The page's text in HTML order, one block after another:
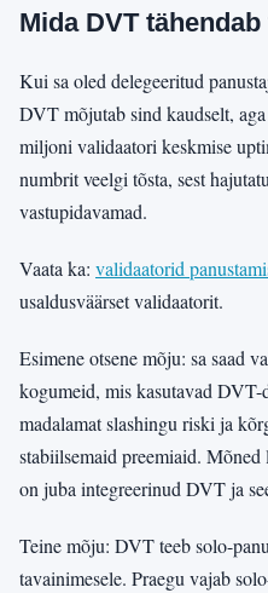
Mida DVT
Kui sa oled delegeeritud
DVT mõjutab sind kaudselt,
miljoni validaatori keskmise
numbrit veelgi tõsta, sest
vastupidavamad.
Vaata ka: validaatorid
usaldusväärset validaatorit.
Esimene otsene mõju: sa saad
kogumeid, mis kasutavad
madalamat slashingu riski ja
stabiilsemaid preemiaid.
on juba integreerinud DVT ja
Teine mõju: DVT teeb solo-
tavainimesele. Praegu vajab